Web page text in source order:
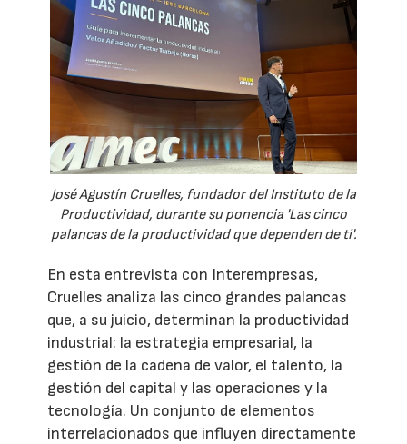
José Agustín Cruelles, fundador del Instituto de la
Productividad, durante su ponencia 'Las cinco
palancas de la productividad que dependen de ti'.
En esta entrevista con Interempresas,
Cruelles analiza las cinco grandes palancas
que, a su juicio, determinan la productividad
industrial: la estrategia empresarial, la
gestión de la cadena de valor, el talento, la
gestión del capital y las operaciones y la
tecnología. Un conjunto de elementos
interrelacionados que influyen directamente